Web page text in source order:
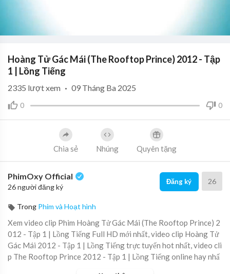
Hoàng Tử Gác Mái (The Rooftop Prince) 2012 - Tập
1 | Lồng Tiếng
0 0
2335 lượt xem · 09 Tháng Ba 2025
Chia sẻ Nhúng Quyên tặng
PhimOxy Official
26 người đăng ký
Đăng ký 26
Trong Phim và Hoạt hình
Xem video clip Phim Hoàng Tử Gác Mái (The Rooftop Prince) 2
012 - Tập 1 | Lồng Tiếng Full HD mới nhất, video clip Hoàng Tử
Gác Mái 2012 - Tập 1 | Lồng Tiếng trực tuyến hot nhất, video cli
p The Rooftop Prince 2012 - Tập 1 | Lồng Tiếng online hay nhấ